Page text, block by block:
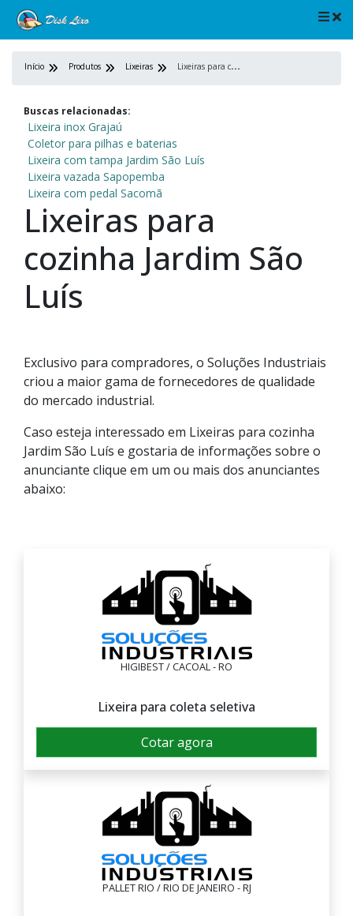
Início Produtos Lixeiras L
ixeiras para cozinha Jardim São Luís
Buscas relacionadas:
Lixeira inox Grajaú
Coletor para pilhas e baterias
Lixeira com tampa Jardim São Luís
Lixeira vazada Sapopemba
Lixeira com pedal Sacomã
Lixeiras para
cozinha Jardim São
Luís
Exclusivo para compradores, o Soluções Industriais
criou a maior gama de fornecedores de qualidade
do mercado industrial.
Caso esteja interessado em Lixeiras para cozinha
Jardim São Luís e gostaria de informações sobre o
anunciante clique em um ou mais dos anunciantes
abaixo:
HIGIBEST / CACOAL - RO
Lixeira para coleta seletiva
Cotar agora
PALLET RIO / RIO DE JANEIRO - RJ